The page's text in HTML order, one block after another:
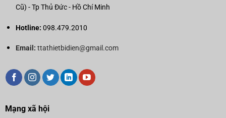
Cũ) - Tp Thủ Đức - Hồ Chí Minh
Hotline: 098.479.2010
Email: ttathietbidien@gmail.com
Mạng xã hội